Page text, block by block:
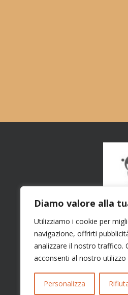
Diamo valore alla
Utilizziamo i cookie per
navigazione, offrirti
analizzare il nostro traffico.
acconsenti al nostro utilizzo
Personalizza